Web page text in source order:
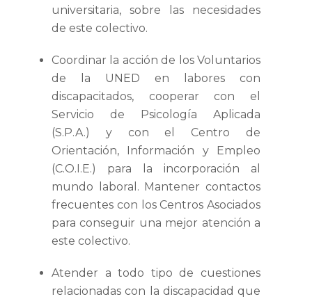
universitaria, sobre las necesidades
de este colectivo.
Coordinar la acción de los Voluntarios
de la UNED en labores con
discapacitados, cooperar con el
Servicio de Psicología Aplicada
(S.P.A.) y con el Centro de
Orientación, Información y Empleo
(C.O.I.E.) para la incorporación al
mundo laboral. Mantener contactos
frecuentes con los Centros Asociados
para conseguir una mejor atención a
este colectivo.
Atender a todo tipo de cuestiones
relacionadas con la discapacidad que